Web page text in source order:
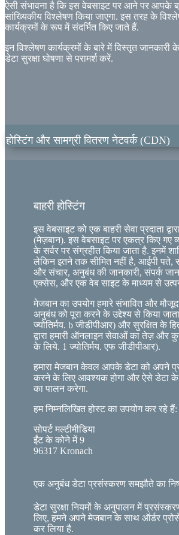
ऐसी संभावना है कि इस वेबसाइट पर आने पर आपके
सांख्यिकीय विश्लेषण किया जाएगा. इस तरह के
कार्यक्रमों के रूप में संदर्भित किए जाते हैं.
इन विश्लेषण कार्यक्रमों के बारे में विस्तृत जानकारी
डेटा सुरक्षा घोषणा से परामर्श करें.
होस्टिंग और सामग्री वितरण नेटवर्क (CDN)
बाहरी होस्टिंग
इस वेबसाइट को एक बाहरी सेवा प्रदाता
(मेज़बान). इस वेबसाइट पर एकत्र किए गए
के सर्वर पर संग्रहीत किया जाता है. इनमें
लेकिन इतने तक सीमित नहीं है, आईपी ​​पते,
और संचार, अनुबंध की जानकारी, संपर्क
एक्सेस, और एक वेब साइट के माध्यम से
मेजबान का उपयोग हमारे संभावित और
अनुबंध को पूरा करने के उद्देश्य से किया
ज्योतिर्मय. b जीडीपीआर) और सुरक्षित के
द्वारा हमारी ऑनलाइन सेवाओं का तेज़ और
के लिये. 1 ज्योतिर्मय. एफ जीडीपीआर).
हमारा मेजबान केवल आपके डेटा को अपने
करने के लिए आवश्यक होगा और ऐसे डेटा के
का पालन करेगा.
हम निम्नलिखित होस्ट का उपयोग कर रहे हैं:
सोपर्ट मल्टीमीडिया
ईंट के कोने में 9
96317 Kronach
एक अनुबंध डेटा प्रसंस्करण समझौते का
डेटा सुरक्षा नियमों के अनुपालन में
लिए, हमने अपने मेजबान के साथ ऑर्डर
कर लिया है.